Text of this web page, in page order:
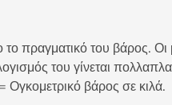
πραγματικό του βάρος. Οι
του γίνεται
βάρος σε κιλά.